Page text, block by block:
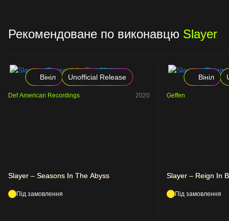
Рекомендоване по виконавцю Slayer
Вініл Unofficial Release
Def American Recordings 2020
Slayer – Seasons In The Abyss
Під замовлення
Вініл
Geffen
Slayer – Reign In
Під замовлення